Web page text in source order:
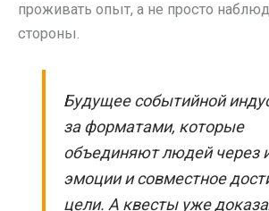
проживать опыт, а не просто
стороны.
Будущее событийной
за форматами, которые
объединяют людей через
эмоции и совместное
цели. А квесты уже